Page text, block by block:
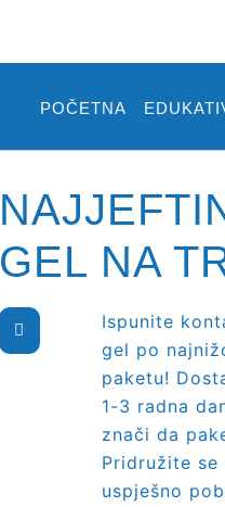
POČETNA
GEL NA
Ispunite
gel po
paketu!
1-3 radna
znači da
Pridružite
uspješno